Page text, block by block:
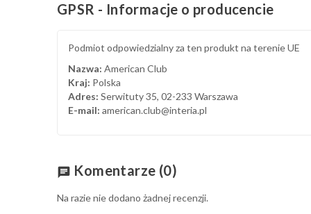
GPSR - Informacje o producencie
Podmiot odpowiedzialny za ten produkt na terenie UE
Nazwa: American Club
Kraj: Polska
Adres: Serwituty 35, 02-233 Warszawa
E-mail: american.club@interia.pl
chat Komentarze (0)
Na razie nie dodano żadnej recenzji.